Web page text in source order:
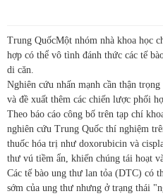
Trung QuốcMột nhóm nhà khoa học
hợp có thể vô tình đánh thức các tế
di căn.
Nghiên cứu nhấn mạnh cần thận
và đề xuất thêm các chiến lược phối
Theo báo cáo công bố trên tạp chí
nghiên cứu Trung Quốc thí nghiệm
thuốc hóa trị như doxorubicin và
thư vú tiềm ẩn, khiến chúng tái hoạt
Các tế bào ung thư lan tỏa (DTC) có
sớm của ung thư nhưng ở trạng thái